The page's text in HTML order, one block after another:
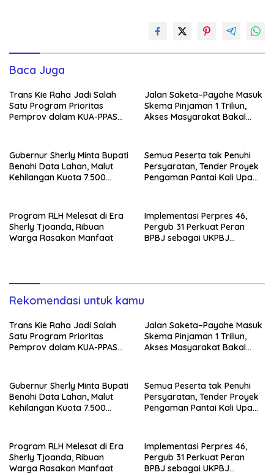
Baca Juga
Trans Kie Raha Jadi Salah
Satu Program Prioritas
Pemprov dalam KUA-PPAS
Jalan Saketa–Payahe Masuk
Skema Pinjaman 1 Triliun,
Akses Masyarakat Bakal
Gubernur Sherly Minta Bupati
Benahi Data Lahan, Malut
Kehilangan Kuota 7.500
Semua Peserta tak Penuhi
Persyaratan, Tender Proyek
Pengaman Pantai Kali Upa
Program RLH Melesat di Era
Sherly Tjoanda, Ribuan
Warga Rasakan Manfaat
Implementasi Perpres 46,
Pergub 31 Perkuat Peran
BPBJ sebagai UKPBJ
Rekomendasi untuk kamu
Trans Kie Raha Jadi Salah
Satu Program Prioritas
Pemprov dalam KUA-PPAS
Jalan Saketa–Payahe Masuk
Skema Pinjaman 1 Triliun,
Akses Masyarakat Bakal
Gubernur Sherly Minta Bupati
Benahi Data Lahan, Malut
Kehilangan Kuota 7.500
Semua Peserta tak Penuhi
Persyaratan, Tender Proyek
Pengaman Pantai Kali Upa
Program RLH Melesat di Era
Sherly Tjoanda, Ribuan
Warga Rasakan Manfaat
Implementasi Perpres 46,
Pergub 31 Perkuat Peran
BPBJ sebagai UKPBJ